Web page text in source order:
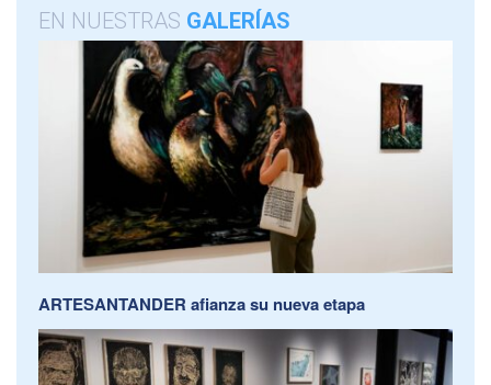
EN NUESTRAS GALERÍAS
ARTESANTANDER afianza su nueva etapa